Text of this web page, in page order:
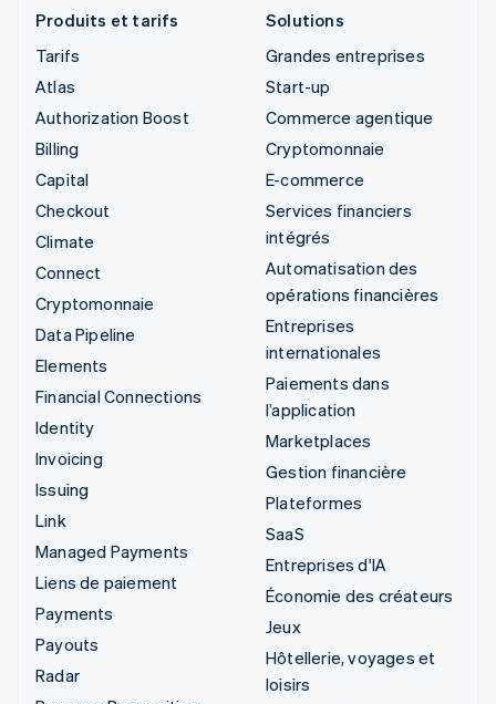
Produits et tarifs
Tarifs
Atlas
Authorization Boost
Billing
Capital
Checkout
Climate
Connect
Cryptomonnaie
Data Pipeline
Elements
Financial Connections
Identity
Invoicing
Issuing
Link
Managed Payments
Liens de paiement
Payments
Payouts
Radar
Solutions
Grandes entreprises
Start-up
Commerce agentique
Cryptomonnaie
E-commerce
Services financiers
intégrés
Automatisation des
opérations financières
Entreprises
internationales
Paiements dans
l’application
Marketplaces
Gestion financière
Plateformes
SaaS
Entreprises d'IA
Économie des créateurs
Jeux
Hôtellerie, voyages et
loisirs